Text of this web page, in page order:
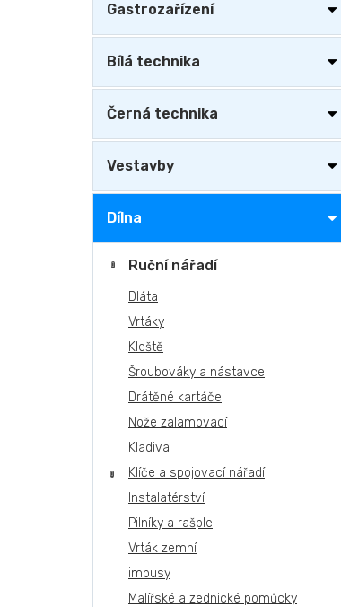
a
n
a
l
Gastrozařízení
Bílá technika
Černá technika
Vestavby
Dílna
Ruční nářadí
Dláta
Vrtáky
Kleště
Šroubováky a nástavce
Drátěné kartáče
Nože zalamovací
Kladiva
Klíče a spojovací nářadí
Instalatérství
Pilníky a rašple
Vrták zemní
imbusy
Malířské a zednické pomůcky